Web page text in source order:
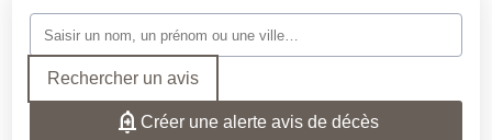
SERVICES AUX FAMILLES
Rechercher un avis
Créer une alerte avis de décès